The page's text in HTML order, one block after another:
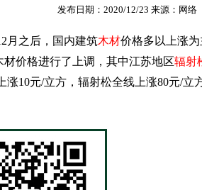
发布日期： 2020/12/23 来源： 网络
之后，国内建筑木材价格多以上涨
材价格进行了上调，其中江苏地区辐射
涨10元/立方，辐射松全线上涨80元/立